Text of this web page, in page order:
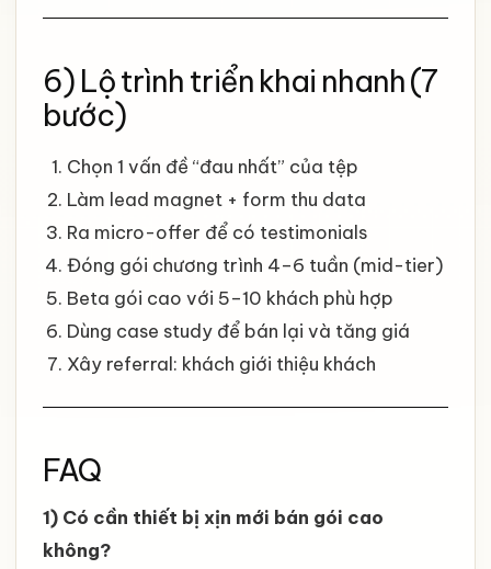
6) Lộ trình triển khai nhanh (7
bước)
Chọn 1 vấn đề “đau nhất” của tệp
Làm lead magnet + form thu data
Ra micro-offer để có testimonials
Đóng gói chương trình 4–6 tuần (mid-tier)
Beta gói cao với 5–10 khách phù hợp
Dùng case study để bán lại và tăng giá
Xây referral: khách giới thiệu khách
FAQ
1) Có cần thiết bị xịn mới bán gói cao
không?